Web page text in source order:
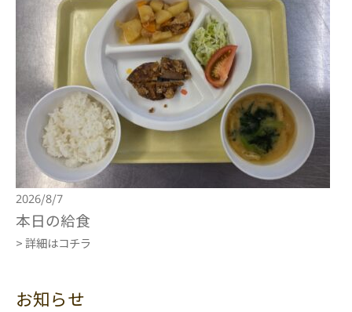
2026/8/7
本日の給食
> 詳細はコチラ
お知らせ